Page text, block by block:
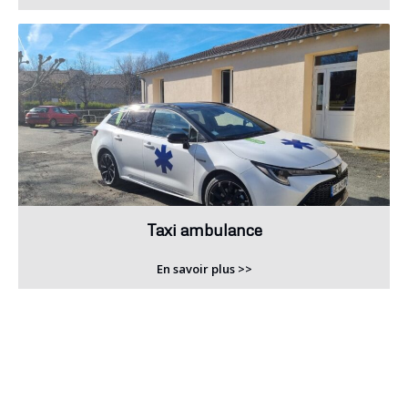
Taxi ambulance
En savoir plus >>